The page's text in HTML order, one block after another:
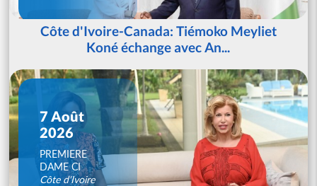
Côte d'Ivoire-Canada: Tiémoko Meyliet
Koné échange avec An...
7 Août
2026
PREMIERE
DAME CI
Côte d'Ivoire